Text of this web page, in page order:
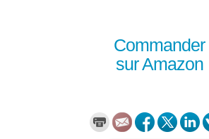
Commander
sur Amazon